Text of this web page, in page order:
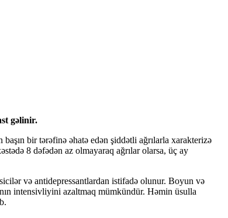
gəlinir.
bir tərəfinə əhatə edən şiddətli ağrılarla xarakterizə
8 dəfədən az olmayaraq ağrılar olarsa, üç ay
və antidepressantlardan istifadə olunur. Boyun və
intensivliyini azaltmaq mümkündür. Həmin üsulla